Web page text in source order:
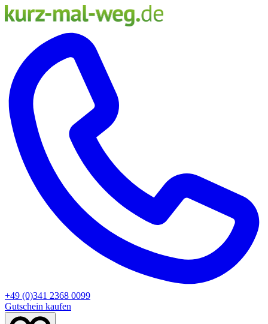
+49 (0)341 2368 0099
Gutschein kaufen